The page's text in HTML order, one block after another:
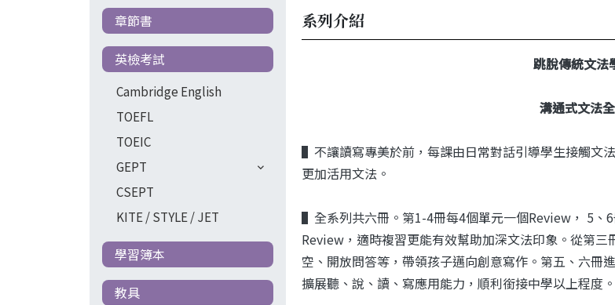
章節書
英檢考試
Cambridge English
TOEFL
TOEIC
GEPT
CSEPT
KITE / STYLE / JET
學習簿本
教具
系列介紹
跳脫傳統文法
溝通式文法
▌不讓讀寫專美於前，每課由日常對話引導學生接觸文
更加活用文法。
▌全系列共六冊。第1-4冊每4個單元一個Review， 5、
Review，適時複習更能有效幫助加深文法印象。從第
空、開放問答等，帶領孩子邁向創意寫作。第五、六
擴展聽、說、讀、寫應用能力，順利銜接中學以上程度。